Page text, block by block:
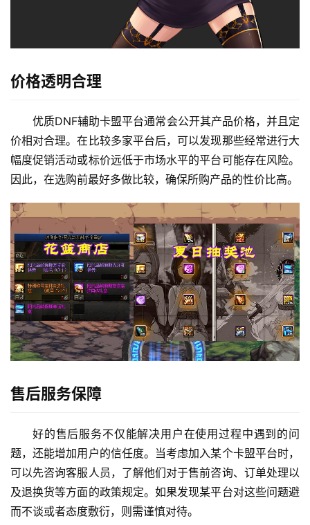
价格透明合理
优质DNF辅助卡盟平台通常会公开其产品价格，并且定
价相对合理。在比较多家平台后，可以发现那些经常进行大
幅度促销活动或标价远低于市场水平的平台可能存在风险。
因此，在选购前最好多做比较，确保所购产品的性价比高。
售后服务保障
好的售后服务不仅能解决用户在使用过程中遇到的问
题，还能增加用户的信任度。当考虑加入某个卡盟平台时，
可以先咨询客服人员，了解他们对于售前咨询、订单处理以
及退换货等方面的政策规定。如果发现某平台对这些问题避
而不谈或者态度敷衍，则需谨慎对待。